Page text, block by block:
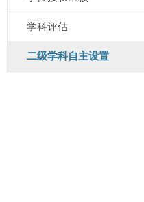
学科评估
二级学科自主设置